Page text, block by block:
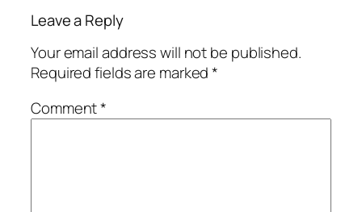
Leave a Reply
Your email address will not be published.
Required fields are marked*
Comment*